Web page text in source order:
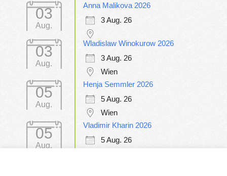
03
Aug.
Anna Malikova 2026
3 Aug. 26
03
Aug.
Wladislaw Winokurow 2026
3 Aug. 26
Wien
05
Aug.
Henja Semmler 2026
5 Aug. 26
Wien
05
Aug.
Vladimir Kharin 2026
5 Aug. 26